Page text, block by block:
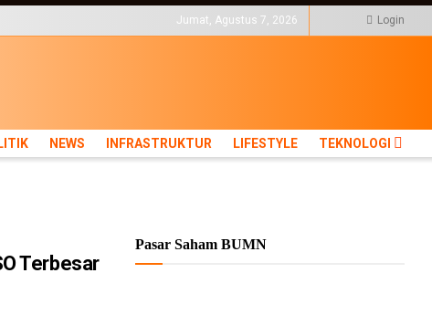
LIFESTYLE
Jumat, Agustus 7, 2026 Login
NEWS INFRASTRUKTUR LIFESTYLE TEKNOLOGI
Terbesar
Pasar Saham BUMN